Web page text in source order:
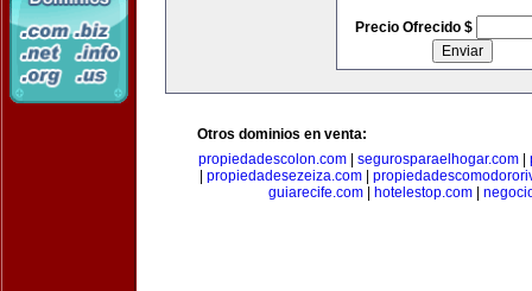
Precio Ofrecido $
Otros dominios en venta:
propiedadescolon.com| segurosparaelhogar.com|
propiedadesezeiza.com|
guiarecife.com
hotelestop.com